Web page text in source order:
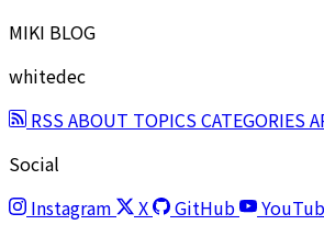
MIKI BLOG
whitedec
RSSABOUT TOPICSCATEGORIES
Social
Instagram
X GitHub